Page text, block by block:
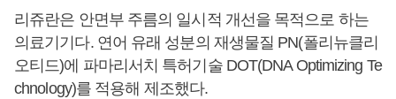
리쥬란은 안면부 주름의 일시적 개선을 목적으로 하는
의료기기다. 연어 유래 성분의 재생물질 PN(폴리뉴클리
오티드)에 파마리서치 특허기술 DOT(DNA Optimizing Te
chnology)를 적용해 제조했다.